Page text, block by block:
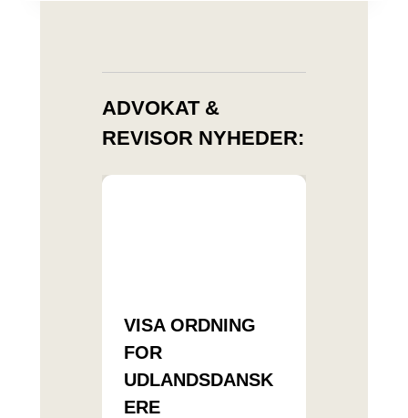
ADVOKAT &
REVISOR NYHEDER:
VISA ORDNING
FOR
UDLANDSDANSK
ERE